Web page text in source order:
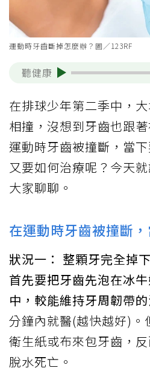
運動時牙齒斷掉怎麼辦？圖／123RF
聽健康
在排球少年第二季中，
相撞，沒想到牙齒也跟
運動時牙齒被撞斷，當
又要如何治療呢？今天
大家聊聊。
在運動時牙齒被撞斷
狀況一： 整顆牙完全掉
首先要把牙齒先泡在冰
中，較能維持牙周韌帶
分鐘內就醫(越快越好)。
衛生紙或布來包牙齒，
脫水死亡。